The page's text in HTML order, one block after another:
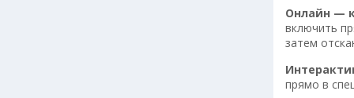
Онлайн —
включить
затем
прямо в